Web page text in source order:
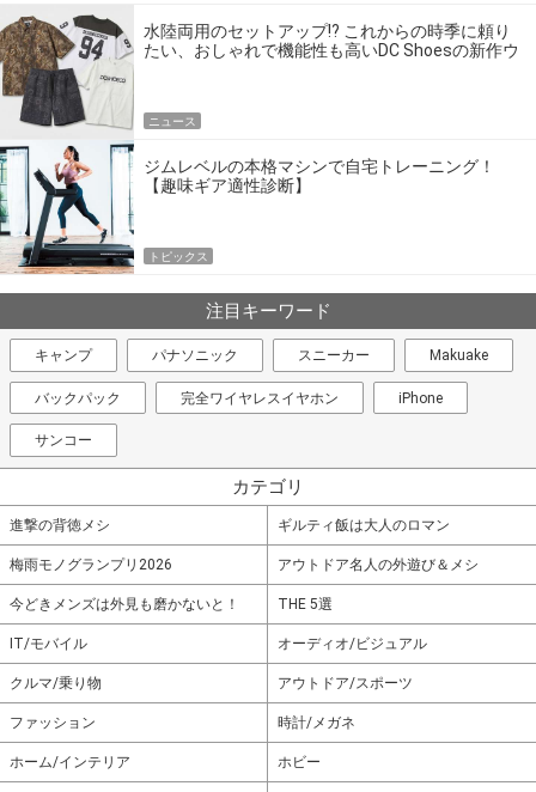
水陸両用のセットアップ!? これからの時季に頼り
たい、おしゃれで機能性も高いDC Shoesの新作ウ
ニュース
ジムレベルの本格マシンで自宅トレーニング！
【趣味ギア適性診断】
トピックス
注目キーワード
キャンプ パナソニック スニーカー Makuake
バックパック 完全ワイヤレスイヤホン iPhone
サンコー
カテゴリ
進撃の背徳メシ ギルティ飯は大人のロマン
梅雨モノグランプリ2026 アウトドア名人の外遊び＆メシ
今どきメンズは外見も磨かないと！ THE 5選
IT/モバイル オーディオ/ビジュアル
クルマ/乗り物 アウトドア/スポーツ
ファッション 時計/メガネ
ホーム/インテリア ホビー